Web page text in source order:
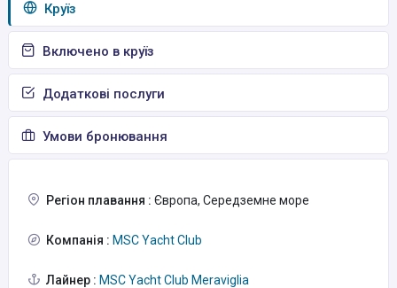
Круїз
Включено в круїз
Додаткові послуги
Умови бронювання
Регіон плавання : Європа, Середземне море
Компанія : MSC Yacht Club
Лайнер : MSC Yacht Club Meraviglia